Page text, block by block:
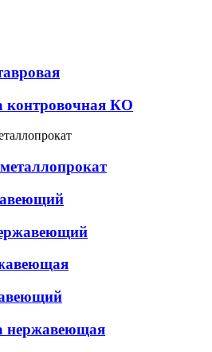
контровочная КО
нержавеющая